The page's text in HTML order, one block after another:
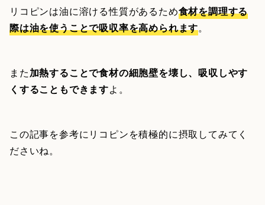
リコピンは油に溶ける性質があるため食材を調理する
際は油を使うことで吸収率を高められます。
また加熱することで食材の細胞壁を壊し、吸収しやす
くすることもできますよ。
この記事を参考にリコピンを積極的に摂取してみてく
ださいね。